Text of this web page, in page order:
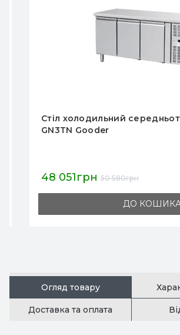
Стіл холодильний
GN3TN Gooder
48 051грн 50 580грн
ДО КОШИКА
Огляд товару
Доставка та оплата